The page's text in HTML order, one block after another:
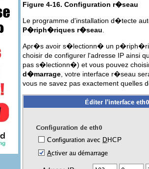
Figure 4-16. Configuration r�seau
Le programme d'installation d�tecte
P�riph�riques r�seau
Apr�s avoir s�lectionn� un
choisir de configurer l'adresse IP ainsi
pas s�lectionn�) et vous pouvez
d�marrage , votre interface r�seau
vous ne savez pas exactement